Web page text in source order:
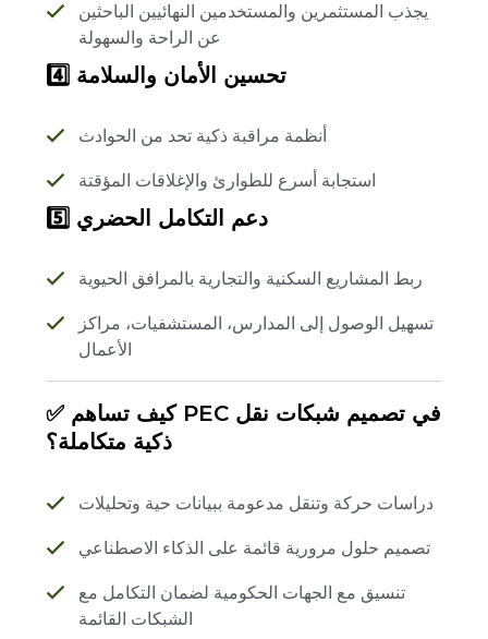
يجذب المستثمرين والمستخدمين النهائيين الباحثين
عن الراحة والسهولة
4️⃣ تحسين الأمان والسلامة
أنظمة مراقبة ذكية تحد من الحوادث
استجابة أسرع للطوارئ والإغلاقات المؤقتة
5️⃣ دعم التكامل الحضري
ربط المشاريع السكنية والتجارية بالمرافق الحيوية
تسهيل الوصول إلى المدارس، المستشفيات، مراكز
الأعمال
✅ كيف تساهم PEC في تصميم شبكات نقل
ذكية متكاملة؟
دراسات حركة وتنقل مدعومة ببيانات حية وتحليلات
تصميم حلول مرورية قائمة على الذكاء الاصطناعي
تنسيق مع الجهات الحكومية لضمان التكامل مع
الشبكات القائمة